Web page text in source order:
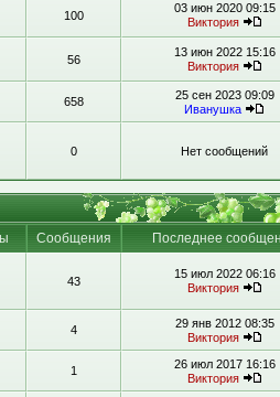
100
03 июн 2020 09:15
Виктория
56
13 июн 2022 15:16
Виктория
658
25 сен 2023 09:09
Иванушка
0 Нет сообщений
Сообщения
Последнее
43
15 июл 2022 06:16
Виктория
4
29 янв 2012 08:35
Виктория
1
26 июл 2017 16:16
Виктория